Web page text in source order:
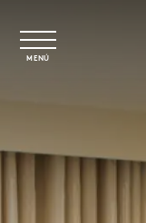
MENÚ